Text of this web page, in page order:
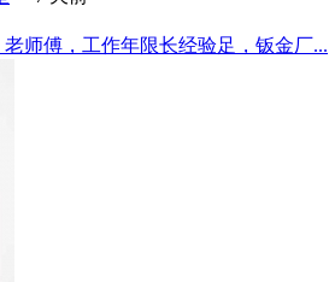
师傅，工作年限长经验足，钣金厂...